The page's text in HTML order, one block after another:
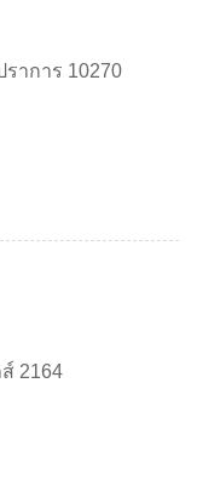
าการ 10270
2164